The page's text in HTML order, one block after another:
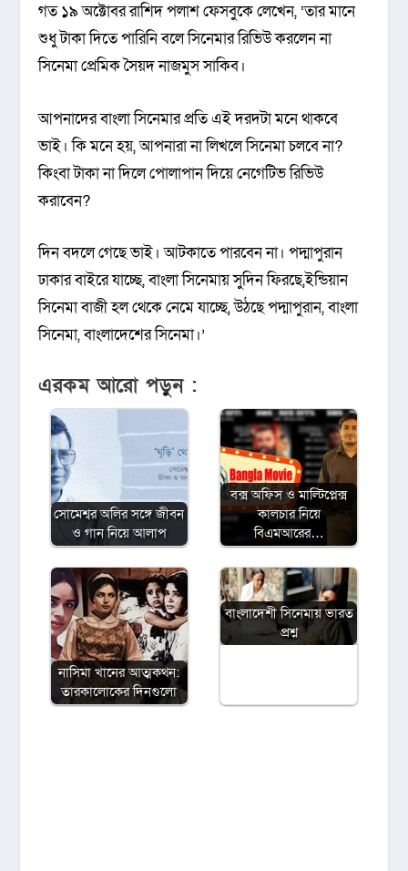
গত ১৯ অক্টোবর রাশিদ পলাশ ফেসবুকে লেখেন, ‘তার মানে
শুধু টাকা দিতে পারিনি বলে সিনেমার রিভিউ করলেন না
সিনেমা প্রেমিক সৈয়দ নাজমুস সাকিব।
আপনাদের বাংলা সিনেমার প্রতি এই দরদটা মনে থাকবে
ভাই। কি মনে হয়, আপনারা না লিখলে সিনেমা চলবে না?
কিংবা টাকা না দিলে পোলাপান দিয়ে নেগেটিভ রিভিউ
করাবেন?
দিন বদলে গেছে ভাই। আটকাতে পারবেন না। পদ্মাপুরান
ঢাকার বাইরে যাচ্ছে, বাংলা সিনেমায় সুদিন ফিরছে,ইন্ডিয়ান
সিনেমা বাজী হল থেকে নেমে যাচ্ছে, উঠছে পদ্মাপুরান, বাংলা
সিনেমা, বাংলাদেশের সিনেমা।’
এরকম আরো পড়ুন :
সোমেশ্বর অলির সঙ্গে জীবন
ও গান নিয়ে আলাপ
বক্স অফিস ও মাল্টিপ্লেক্স
কালচার নিয়ে
বিএমআরের…
নাসিমা খানের আত্মকথন:
তারকালোকের দিনগুলো
বাংলাদেশী সিনেমায় ভারত
প্রশ্ন